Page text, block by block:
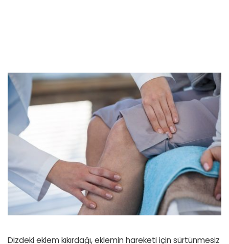
Dizdeki eklem kıkırdağı, eklemin hareketi için sürtünmesiz